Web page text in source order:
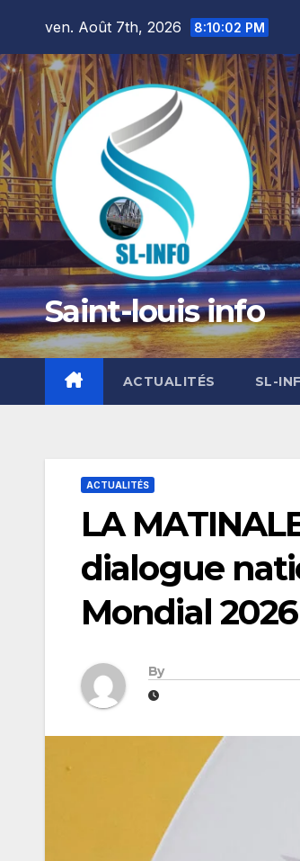
content
ven. Août 7th, 2026 8:10:04 PM
Saint-louis info
ACTUALITÉS SL-
ACTUALITÉS
LA
dialogue
Mondial
By